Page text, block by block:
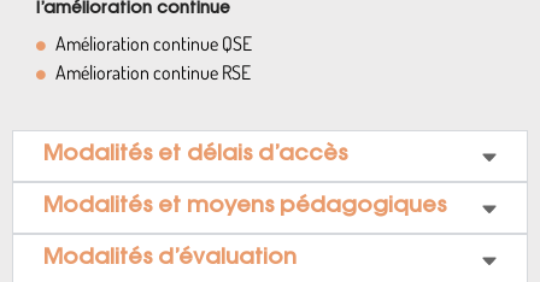
l’amélioration continue
Amélioration continue QSE
Amélioration continue RSE
Modalités et délais d’accès
Modalités et moyens pédagogiques
Modalités d’évaluation